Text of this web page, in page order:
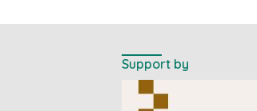
Support by